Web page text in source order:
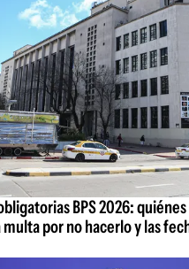
BPS 2026:
por no hacerlo y las